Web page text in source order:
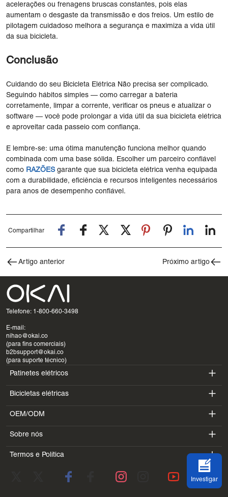
acelerações ou frenagens bruscas constantes, pois elas
aumentam o desgaste da transmissão e dos freios. Um estilo de
pilotagem cuidadoso melhora a segurança e maximiza a vida útil
da sua bicicleta.
Conclusão
Cuidando do seu Bicicleta Elétrica Não precisa ser complicado.
Seguindo hábitos simples — como carregar a bateria
corretamente, limpar a corrente, verificar os pneus e atualizar o
software — você pode prolongar a vida útil da sua bicicleta elétrica
e aproveitar cada passeio com confiança.
E lembre-se: uma ótima manutenção funciona melhor quando
combinada com uma base sólida. Escolher um parceiro confiável
como RAZÕESgarante que sua bicicleta elétrica venha equipada
com a durabilidade, eficiência e recursos inteligentes necessários
para anos de desempenho confiável.
Compartilhar
Artigo anterior Próximo artigo
Telefone: 1-800-660-3498
E-mail:
nihao@okai.co
(para fins comerciais)
b2bsupport@okai.co
(para suporte técnico)
Patinetes elétricos
ES400A
ES410
ES600P
Bicicletas elétricas
EB100B
EB300
EB100B V3
OEM/ODM
SV3
BV5
Sobre nós
Introdução
Termos e Política
Termos de serviço
Investigar